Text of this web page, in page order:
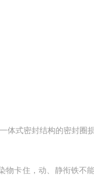
体式密封结构的密封圈
物卡住，动、静衔铁不